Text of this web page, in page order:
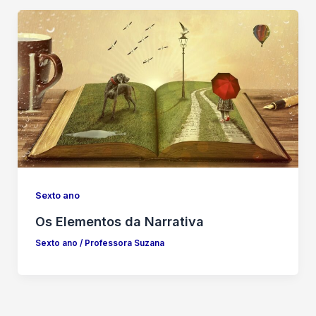
Sexto ano
Os Elementos da Narrativa
Sexto ano / Professora Suzana